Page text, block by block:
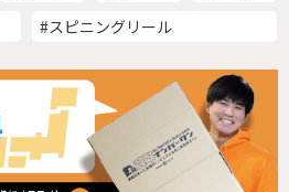
#スピニングリール